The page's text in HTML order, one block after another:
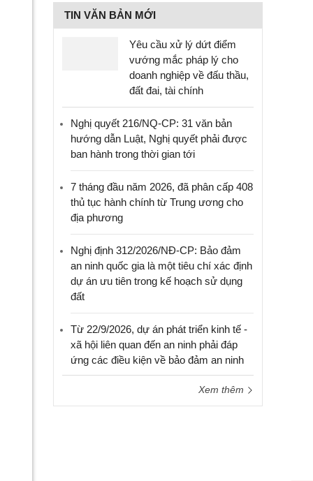
TIN VĂN BẢN MỚI
Yêu cầu xử lý dứt điểm
vướng mắc pháp lý cho
doanh nghiệp về đấu thầu,
đất đai, tài chính
Nghị quyết 216/NQ-CP: 31 văn bản
hướng dẫn Luật, Nghị quyết phải được
ban hành trong thời gian tới
7 tháng đầu năm 2026, đã phân cấp 408
thủ tục hành chính từ Trung ương cho
địa phương
Nghị định 312/2026/NĐ-CP: Bảo đảm
an ninh quốc gia là một tiêu chí xác định
dự án ưu tiên trong kế hoạch sử dụng
đất
Từ 22/9/2026, dự án phát triển kinh tế -
xã hội liên quan đến an ninh phải đáp
ứng các điều kiện về bảo đảm an ninh
Xem thêm